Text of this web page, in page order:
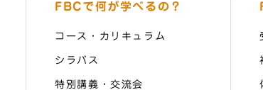
FBCで何が学べるの？
コース・カリキュラム
シラバス
特別講義・交流会